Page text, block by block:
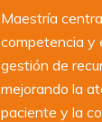
Maestría
competencia y
gestión de
mejorando la
paciente y la